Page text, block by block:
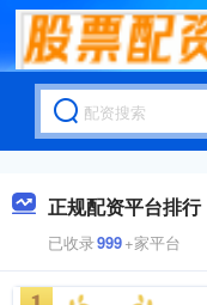
正规配资平台排行
已收录999+家平台